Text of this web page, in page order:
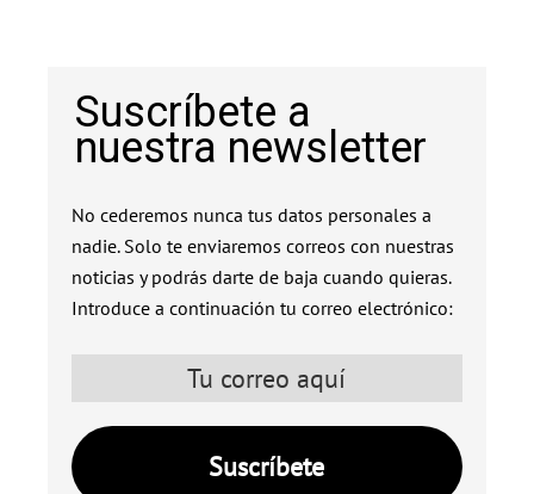
Suscríbete a
nuestra newsletter
No cederemos nunca tus datos personales a
nadie. Solo te enviaremos correos con nuestras
noticias y podrás darte de baja cuando quieras.
Introduce a continuación tu correo electrónico: